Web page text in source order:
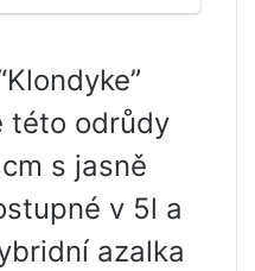
této odrůdy
s jasně
v 5l a
azalka